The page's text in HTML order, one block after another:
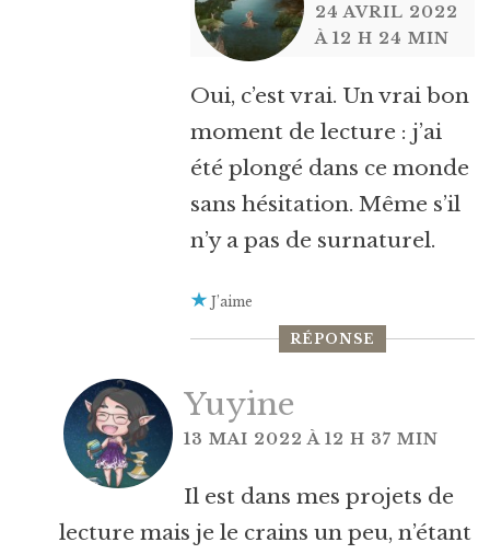
24 AVRIL 2022
À 12 H 24 MIN
Oui, c’est vrai. Un vrai bon
moment de lecture : j’ai
été plongé dans ce monde
sans hésitation. Même s’il
n’y a pas de surnaturel.
J’aime
RÉPONSE
Yuyine
13 MAI 2022 À 12 H 37 MIN
Il est dans mes projets de
lecture mais je le crains un peu, n’étant